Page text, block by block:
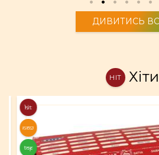
ДИВИТИСЬ
HIT Хіти
HIT
NEW
TOP